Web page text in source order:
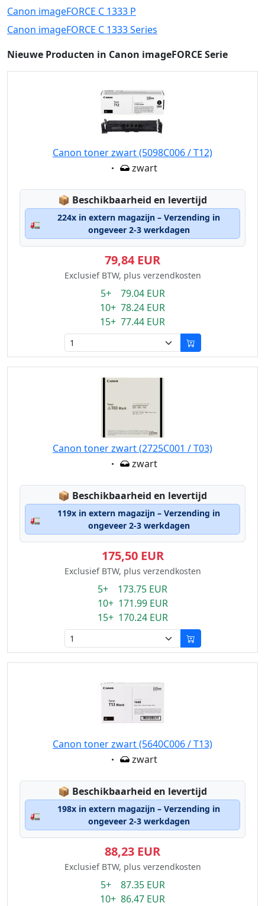
Canon imageFORCE C 1333 P
Canon imageFORCE C 1333 Series
Nieuwe Producten in Canon imageFORCE Serie
Canon toner zwart (5098C006 / T12)
Eigenschaft:
zwart
📦 Lagerstatus:
Beschikbaarheid en levertijd
🚛
224x in extern magazijn – Verzending in
ongeveer 2-3 werkdagen
79,84 EUR
Exclusief BTW, plus verzendkosten
5+ 79.04 EUR
10+ 78.24 EUR
15+ 77.44 EUR
Canon toner zwart (2725C001 / T03)
Eigenschaft:
zwart
📦 Lagerstatus:
Beschikbaarheid en levertijd
🚛
119x in extern magazijn – Verzending in
ongeveer 2-3 werkdagen
175,50 EUR
Exclusief BTW, plus verzendkosten
5+ 173.75 EUR
10+ 171.99 EUR
15+ 170.24 EUR
Canon toner zwart (5640C006 / T13)
Eigenschaft:
zwart
📦 Lagerstatus:
Beschikbaarheid en levertijd
🚛
198x in extern magazijn – Verzending in
ongeveer 2-3 werkdagen
88,23 EUR
Exclusief BTW, plus verzendkosten
5+ 87.35 EUR
10+ 86.47 EUR